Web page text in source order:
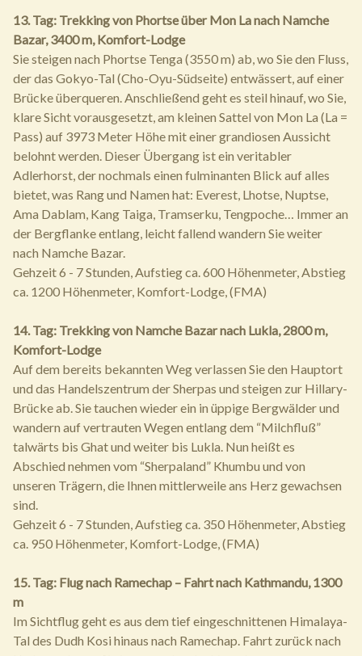
13. Tag: Trekking von Phortse über Mon La nach Namche
Bazar, 3400 m, Komfort-Lodge
Sie steigen nach Phortse Tenga (3550 m) ab, wo Sie den Fluss,
der das Gokyo-Tal (Cho-Oyu-Südseite) entwässert, auf einer
Brücke überqueren. Anschließend geht es steil hinauf, wo Sie,
klare Sicht vorausgesetzt, am kleinen Sattel von Mon La (La =
Pass) auf 3973 Meter Höhe mit einer grandiosen Aussicht
belohnt werden. Dieser Übergang ist ein veritabler
Adlerhorst, der nochmals einen fulminanten Blick auf alles
bietet, was Rang und Namen hat: Everest, Lhotse, Nuptse,
Ama Dablam, Kang Taiga, Tramserku, Tengpoche… Immer an
der Bergflanke entlang, leicht fallend wandern Sie weiter
nach Namche Bazar.
Gehzeit 6 - 7 Stunden, Aufstieg ca. 600 Höhenmeter, Abstieg
ca. 1200 Höhenmeter, Komfort-Lodge, (FMA)
14. Tag: Trekking von Namche Bazar nach Lukla, 2800 m,
Komfort-Lodge
Auf dem bereits bekannten Weg verlassen Sie den Hauptort
und das Handelszentrum der Sherpas und steigen zur Hillary-
Brücke ab. Sie tauchen wieder ein in üppige Bergwälder und
wandern auf vertrauten Wegen entlang dem “Milchfluß”
talwärts bis Ghat und weiter bis Lukla. Nun heißt es
Abschied nehmen vom “Sherpaland” Khumbu und von
unseren Trägern, die Ihnen mittlerweile ans Herz gewachsen
sind.
Gehzeit 6 - 7 Stunden, Aufstieg ca. 350 Höhenmeter, Abstieg
ca. 950 Höhenmeter, Komfort-Lodge, (FMA)
15. Tag: Flug nach Ramechap – Fahrt nach Kathmandu, 1300
m
Im Sichtflug geht es aus dem tief eingeschnittenen Himalaya-
Tal des Dudh Kosi hinaus nach Ramechap. Fahrt zurück nach